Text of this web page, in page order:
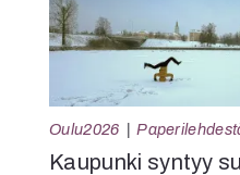
Oulu2026
Kaupunki syntyy